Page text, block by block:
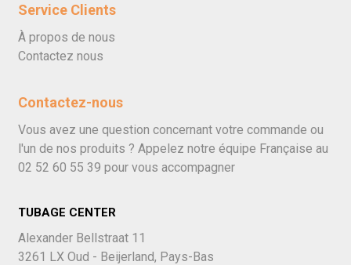
Service Clients
À propos de nous
Contactez nous
Contactez-nous
Vous avez une question concernant votre commande ou
l'un de nos produits ? Appelez notre équipe Française au
02 52 60 55 39 pour vous accompagner
TUBAGE CENTER
Alexander Bellstraat 11
3261 LX Oud - Beijerland, Pays-Bas